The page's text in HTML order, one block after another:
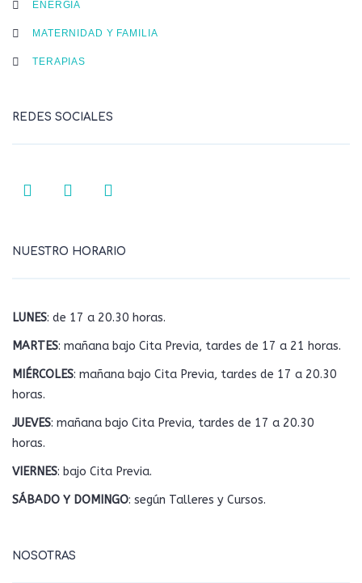
ENERGÍA
MATERNIDAD Y FAMILIA
TERAPIAS
REDES SOCIALES
NUESTRO HORARIO
LUNES: de 17 a 20.30 horas.
MARTES: mañana bajo Cita Previa, tardes de 17 a 21 horas.
MIÉRCOLES: mañana bajo Cita Previa, tardes de 17 a 20.30
horas.
JUEVES: mañana bajo Cita Previa, tardes de 17 a 20.30
horas.
VIERNES: bajo Cita Previa.
SÁBADO Y DOMINGO: según Talleres y Cursos.
NOSOTRAS